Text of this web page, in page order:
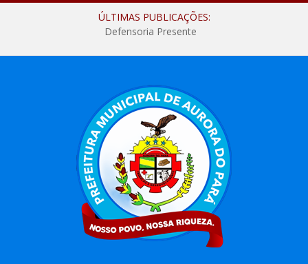
ÚLTIMAS PUBLICAÇÕES:
Defensoria Presente